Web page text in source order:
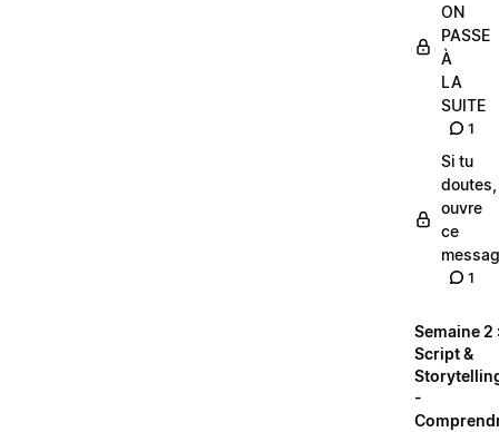
ON
PASSE
À
LA
SUITE
1
Si tu
doutes,
ouvre
ce
1
Semaine 2
Script &
-